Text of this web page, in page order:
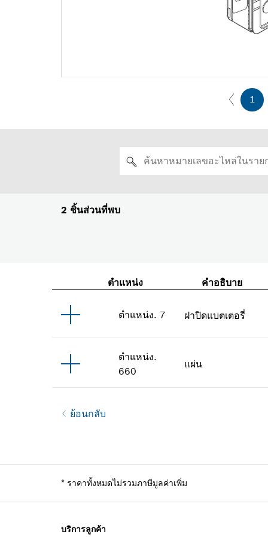
1
2 ชิ้นส่วนที่พบ
ตำแหน่ง คำอธิบาย
ตำแหน่ง. 7 ฝาปิดแบตเตอรี่
ตำแหน่ง.
660
แผ่น
ย้อนกลับ
* ราคาทั้งหมดไม่รวมภาษีมูลค่าเพิ่ม
บริการลูกค้า